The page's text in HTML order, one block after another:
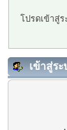
โปรดเข้าสู่
เข้าสู่ระ